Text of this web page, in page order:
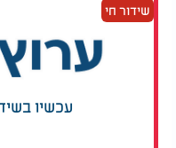
סמוכה. כמה פצועים
באורח בינוני וקל
הפצועים קשה לניידות
בדחיפות לבית החולים
חיים", סיפרו
שידור חי
עכשיו